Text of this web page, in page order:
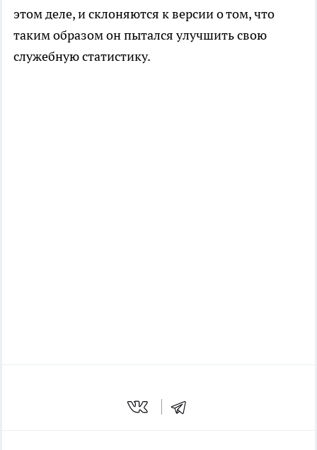
этом деле, и склоняются к версии о том, что
таким образом он пытался улучшить свою
служебную статистику.